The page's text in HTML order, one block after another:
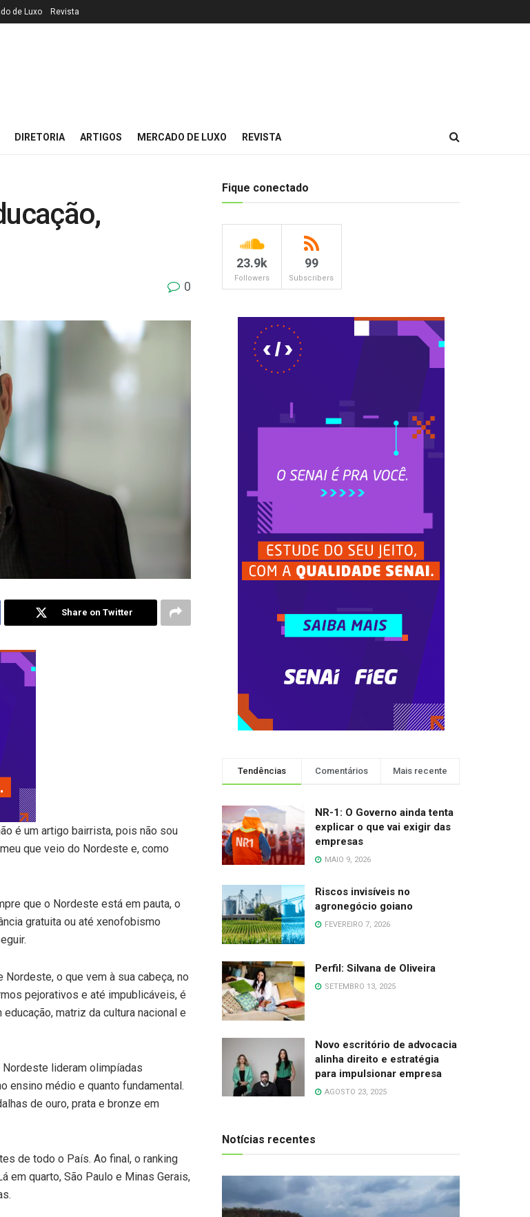
de Luxo Revista
DIRETORIA ARTIGOS MERCADO DE LUXO REVISTA
0
Share on Twitter
é um artigo bairrista, pois não sou
que veio do Nordeste e, como
que o Nordeste está em pauta, o
gratuita ou até xenofobismo
o que vem à sua cabeça, no
pejorativos e até impublicáveis, é
matriz da cultura nacional e
lideram olimpíadas
ensino médio e quanto fundamental.
de ouro, prata e bronze em
de todo o País. Ao final, o ranking
em quarto, São Paulo e Minas Gerais,
Fique conectado
23.9k
Followers
99
Subscribers
Tendências Comentários Mais recente
NR-1: O Governo ainda tenta
explicar o que vai exigir das
empresas
MAIO 9, 2026
Riscos invisíveis no
agronegócio goiano
FEVEREIRO 7, 2026
Perfil: Silvana de Oliveira
SETEMBRO 13, 2025
Novo escritório de advocacia
alinha direito e estratégia
para impulsionar empresa
AGOSTO 23, 2025
Notícias recentes